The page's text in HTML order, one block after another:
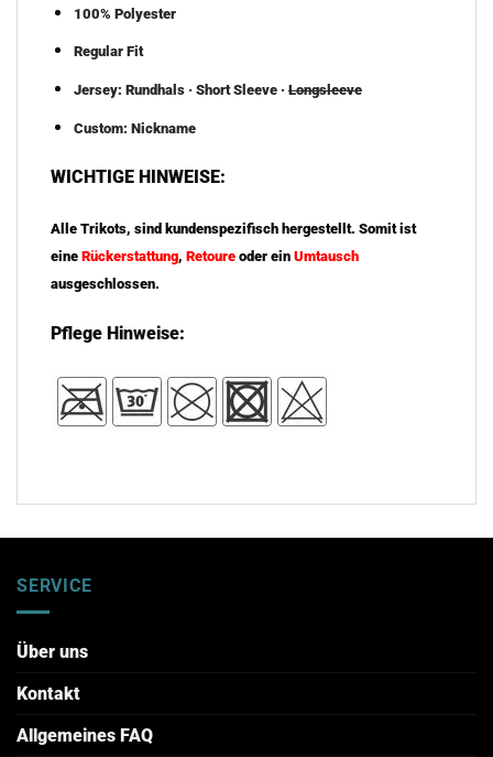
100% Polyester
Regular Fit
Jersey: Rundhals · Short Sleeve ·Longsleeve
Custom: Nickname
WICHTIGE HINWEISE:
Alle Trikots, sind kundenspezifisch hergestellt. Somit ist
eine Rückerstattung, Retoure oder ein Umtausch
ausgeschlossen.
Pflege Hinweise:
SERVICE
Über uns
Kontakt
Allgemeines FAQ